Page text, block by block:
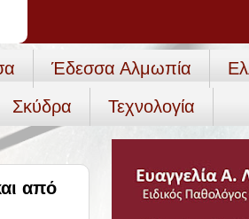
Έδεσσα Αλμωπία
Σκύδρα Τεχνολογία
από